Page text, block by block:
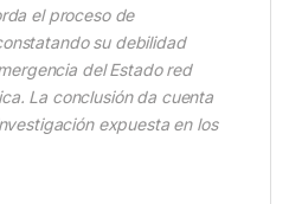
el proceso de
su debilidad
del Estado red
La conclusión da cuenta
expuesta en los